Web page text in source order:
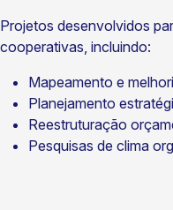
Projetos desenvolvidos
cooperativas, incluindo:
Mapeamento e
Planejamento
Reestruturação
Pesquisas de clima